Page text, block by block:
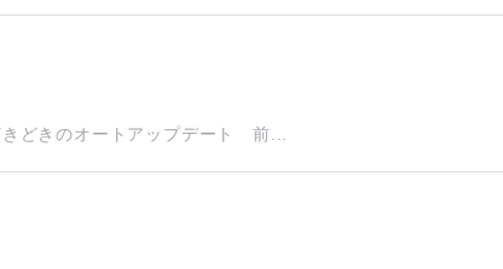
どきのオートアップデート 前...